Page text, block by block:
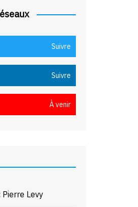
Suivre
Suivre
À venir
Levy